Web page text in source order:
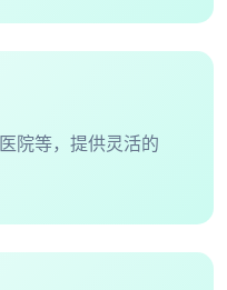
院等，提供灵活的